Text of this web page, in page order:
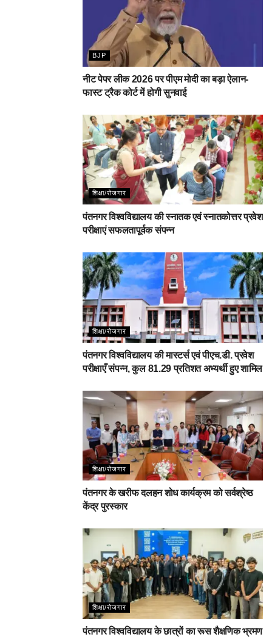
BJP
नीट पेपर लीक 2026 पर पीएम मोदी का बड़ा ऐलान-
फास्ट ट्रैक कोर्ट में होगी सुनवाई
शिक्षा/रोजगार
पंतनगर विश्वविद्यालय की स्नातक एवं स्नातकोत्तर प्रवेश
परीक्षाएं सफलतापूर्वक संपन्न
शिक्षा/रोजगार
पंतनगर विश्वविद्यालय की मास्टर्स एवं पीएच.डी. प्रवेश
परीक्षाएँ संपन्न, कुल 81.29 प्रतिशत अभ्यर्थी हुए शामिल
शिक्षा/रोजगार
पंतनगर के खरीफ दलहन शोध कार्यक्रम को सर्वश्रेष्ठ
केंद्र पुरस्कार
शिक्षा/रोजगार
पंतनगर विश्वविद्यालय के छात्रों का रूस शैक्षणिक भ्रमण